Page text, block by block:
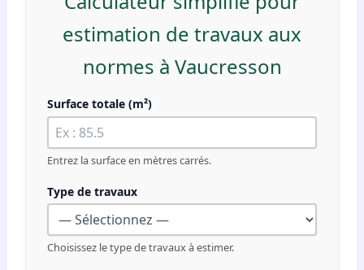
estimation de travaux aux
normes à Vaucresson
Surface totale (m²)
Entrez la surface en mètres carrés.
Type de travaux
Choisissez le type de travaux à estimer.